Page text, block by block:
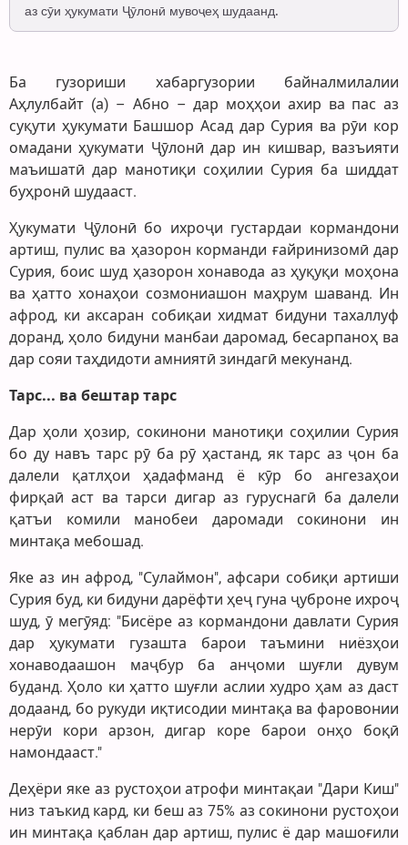
аз сӯи ҳукумати Ҷӯлонӣ мувоҷеҳ шудаанд.
Ба гузориши хабаргузории байналмилалии
Аҳлулбайт (а) – Абно – дар моҳҳои ахир ва пас аз
суқути ҳукумати Башшор Асад дар Сурия ва рӯи кор
омадани ҳукумати Ҷӯлонӣ дар ин кишвар, вазъияти
маъишатӣ дар манотиқи соҳилии Сурия ба шиддат
буҳронӣ шудааст.
Ҳукумати Ҷӯлонӣ бо ихроҷи густардаи кормандони
артиш, пулис ва ҳазорон корманди ғайринизомӣ дар
Сурия, боис шуд ҳазорон хонавода аз ҳуқуқи моҳона
ва ҳатто хонаҳои созмониашон маҳрум шаванд. Ин
афрод, ки аксаран собиқаи хидмат бидуни тахаллуф
доранд, ҳоло бидуни манбаи даромад, бесарпаноҳ ва
дар сояи таҳдидоти амниятӣ зиндагӣ мекунанд.
Тарс... ва бештар тарс
Дар ҳоли ҳозир, сокинони манотиқи соҳилии Сурия
бо ду навъ тарс рӯ ба рӯ ҳастанд, як тарс аз ҷон ба
далели қатлҳои ҳадафманд ё кӯр бо ангезаҳои
фирқаӣ аст ва тарси дигар аз гуруснагӣ ба далели
қатъи комили манобеи даромади сокинони ин
минтақа мебошад.
Яке аз ин афрод, "Сулаймон", афсари собиқи артиши
Сурия буд, ки бидуни дарёфти ҳеҷ гуна ҷуброне ихроҷ
шуд, ӯ мегӯяд: "Бисёре аз кормандони давлати Сурия
дар ҳукумати гузашта барои таъмини ниёзҳои
хонаводаашон маҷбур ба анҷоми шуғли дувум
буданд. Ҳоло ки ҳатто шуғли аслии худро ҳам аз даст
додаанд, бо рукуди иқтисодии минтақа ва фаровонии
нерӯи кори арзон, дигар коре барои онҳо боқӣ
намондааст."
Деҳёри яке аз рустоҳои атрофи минтақаи "Дари Киш"
низ таъкид кард, ки беш аз 75% аз сокинони рустоҳои
ин минтақа қаблан дар артиш, пулис ё дар машоғили